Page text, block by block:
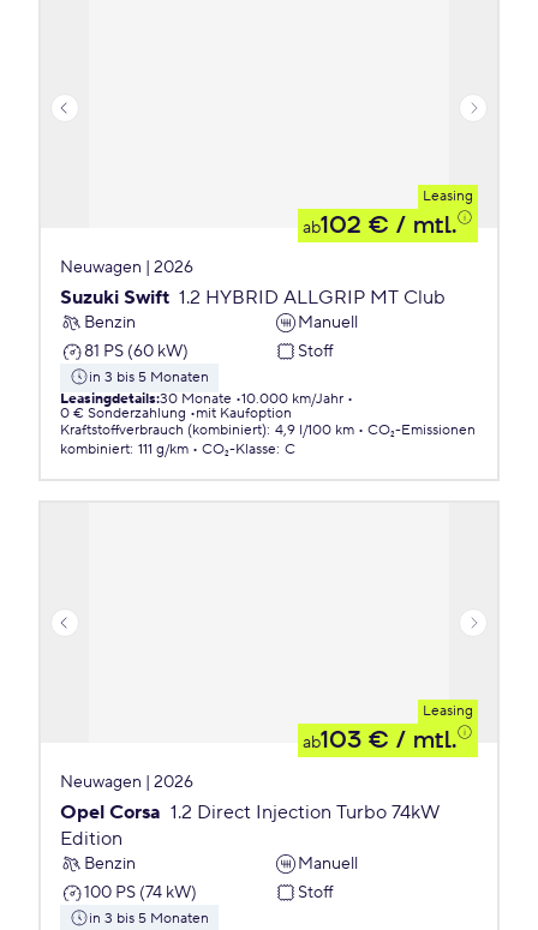
Leasing
ab102 € / mtl.
Neuwagen | 2026
Suzuki Swift 1.2 HYBRID ALLGRIP MT Club
Benzin
Manuell
81 PS (60 kW)
Stoff
in 3 bis 5 Monaten
Leasingdetails:30 Monate 10.000 km/Jahr
0 € Sonderzahlung
mit Kaufoption
Kraftstoffverbrauch (kombiniert): 4,9 l/100 km
CO₂-Emissionen
kombiniert: 111 g/km CO₂-Klasse: C
Leasing
ab103 € / mtl.
Neuwagen | 2026
Opel Corsa 1.2 Direct Injection Turbo 74kW
Edition
Benzin
Manuell
100 PS (74 kW)
Stoff
in 3 bis 5 Monaten